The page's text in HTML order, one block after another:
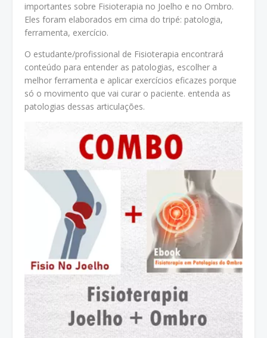
importantes sobre Fisioterapia no Joelho e no Ombro.
Eles foram elaborados em cima do tripé: patologia,
ferramenta, exercício.
O estudante/profissional de Fisioterapia encontrará
conteúdo para entender as patologias, escolher a
melhor ferramenta e aplicar exercícios eficazes porque
só o movimento que vai curar o paciente. entenda as
patologias dessas articulações.